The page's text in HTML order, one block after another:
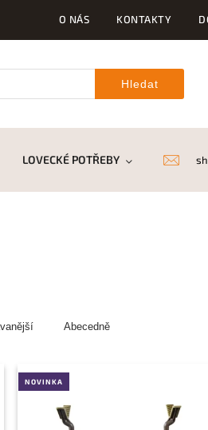
O NÁS KONTAKTY
Hledat
LOVECKÉ POTŘEBY DRONY
Abecedně
NOVINKA